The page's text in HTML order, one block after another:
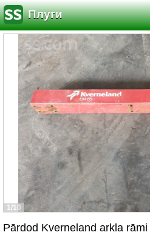
Плуги
1/10
Pārdod Kverneland arkla